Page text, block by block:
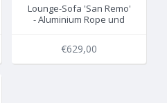
Lounge-Sofa 'San Remo'
- Aluminium Rope und
€629,00